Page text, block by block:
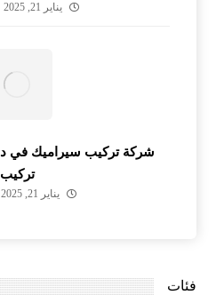
يناير 21, 2025
تركيب
يناير 21, 2025
فئات